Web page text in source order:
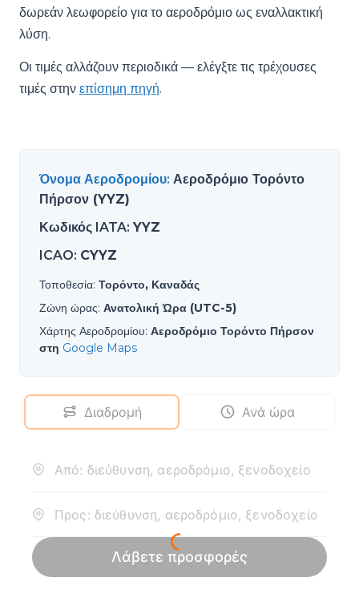
δωρεάν λεωφορείο για το αεροδρόμιο ως εναλλακτική
λύση.
Οι τιμές αλλάζουν περιοδικά — ελέγξτε τις τρέχουσες
τιμές στην επίσημη πηγή.
Όνομα Αεροδρομίου: Αεροδρόμιο Τορόντο
Πήρσον (YYZ)
Κωδικός IATA: YYZ
ICAO: CYYZ
Τοποθεσία: Τορόντο, Καναδάς
Ζώνη ώρας: Ανατολική Ώρα (UTC-5)
Χάρτης Αεροδρομίου: Αεροδρόμιο Τορόντο Πήρσον
στη Google Maps